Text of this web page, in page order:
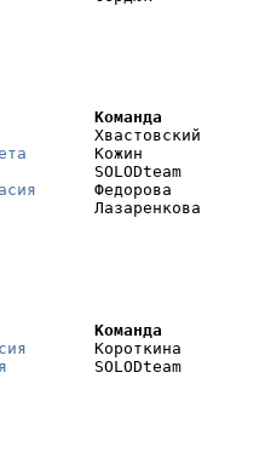
Команда
Хвастовский
Кожин
SOLODteam
Федорова
Лазаренкова
Команда
Короткина
SOLODteam